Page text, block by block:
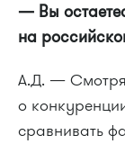
— Вы
на
А.Д. — Смотря
о
сравнивать